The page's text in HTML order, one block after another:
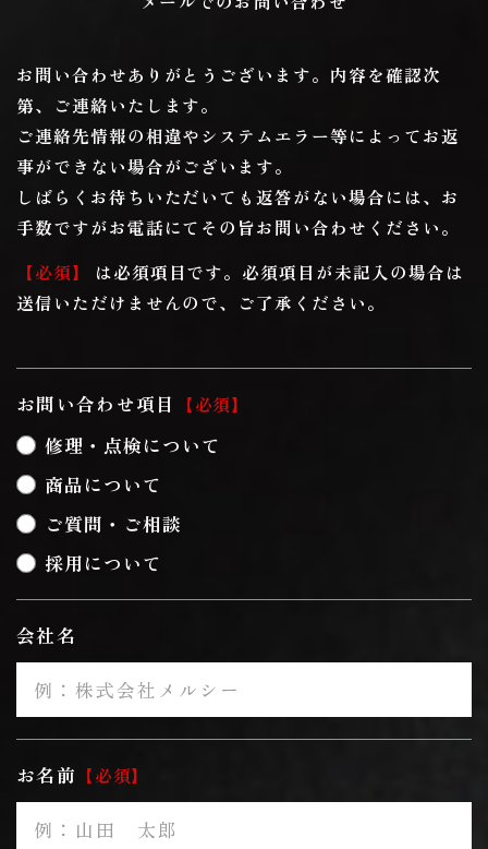
お問い合わせありがとうございます。内容を確認次
第、ご連絡いたします。
ご連絡先情報の相違やシステムエラー等によってお返
事ができない場合がございます。
しばらくお待ちいただいても返答がない場合には、お
手数ですがお電話にてその旨お問い合わせください。
【必須】
は必須項目です。必須項目が未記入の場合は
送信いただけませんので、ご了承ください。
お問い合わせ項目 必須
修理・点検について
商品について
ご質問・ご相談
採用について
会社名
お名前 必須